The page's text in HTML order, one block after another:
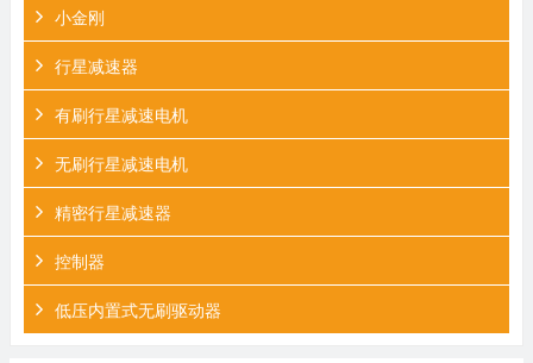
小金刚
行星减速器
有刷行星减速电机
无刷行星减速电机
精密行星减速器
控制器
低压内置式无刷驱动器